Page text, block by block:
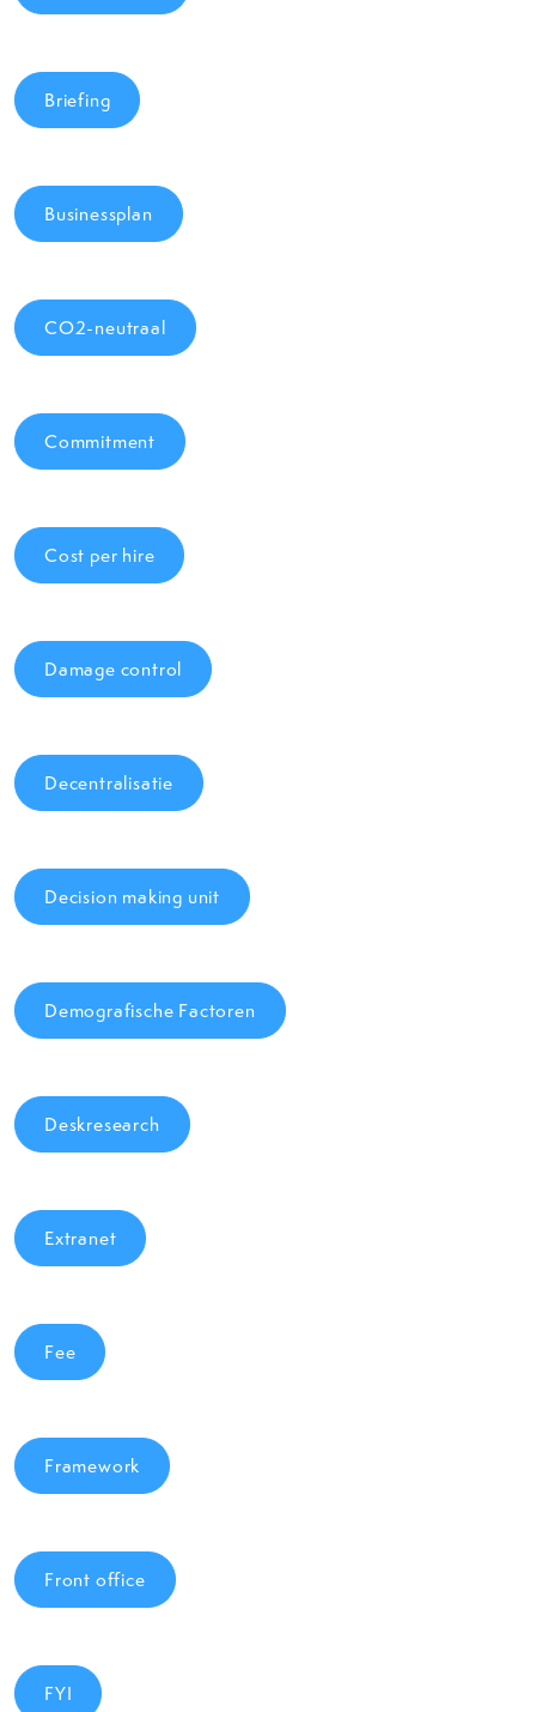
Briefing
Businessplan
CO2-neutraal
Commitment
Cost per hire
Damage control
Decentralisatie
Decision making unit
Demografische Factoren
Deskresearch
Extranet
Fee
Framework
Front office
FYI